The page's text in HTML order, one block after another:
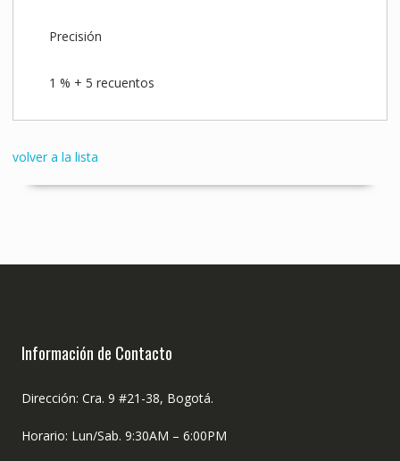
Precisión
1 % + 5 recuentos
volver a la lista
Información de Contacto
Dirección: Cra. 9 #21-38, Bogotá.
Horario: Lun/Sab. 9:30AM – 6:00PM